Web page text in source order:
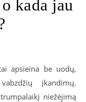
kada jau
apsieina be uodų,
įkandimų.
niežėjimą